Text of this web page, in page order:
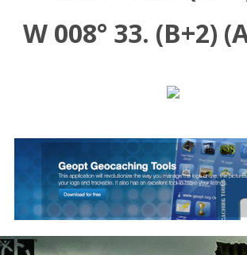
W 008° 33. (B+2)